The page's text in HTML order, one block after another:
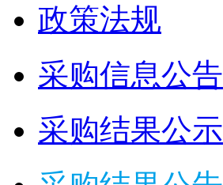
政策法规
采购信息公告
采购结果公示